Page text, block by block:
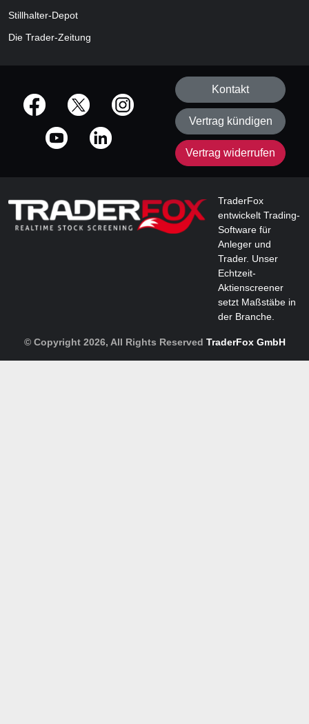
Stillhalter-Depot
Die Trader-Zeitung
offizielle Social Media-Accounts
Kontakt
Vertrag kündigen
Vertrag widerrufen
TraderFox
entwickelt Trading-
Software für
Anleger und
Trader. Unser
Echtzeit-
Aktienscreener
setzt Maßstäbe in
der Branche.
© Copyright 2026, All Rights Reserved TraderFox GmbH